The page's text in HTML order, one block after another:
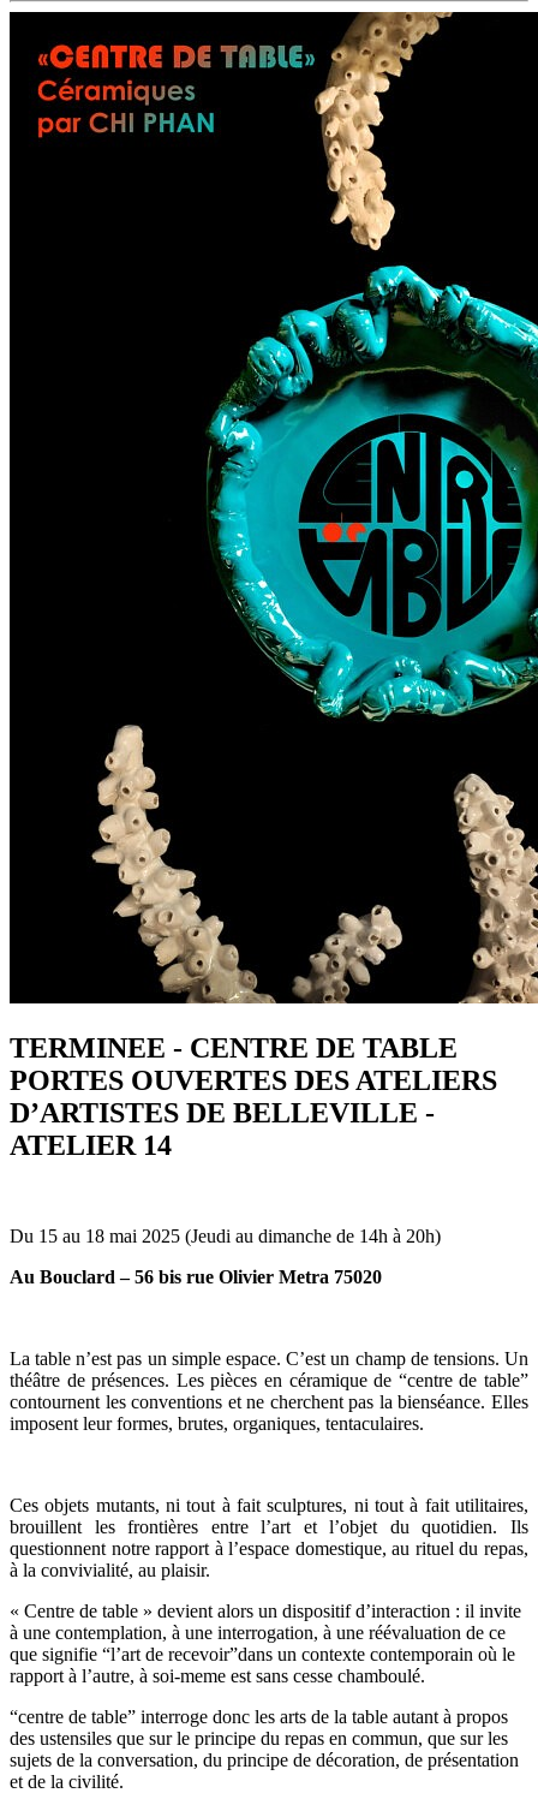
TERMINEE - CENTRE DE TABLE
PORTES OUVERTES DES ATELIERS
D’ARTISTES DE BELLEVILLE -
ATELIER 14
Du 15 au 18 mai 2025 (Jeudi au dimanche de 14h à 20h)
Au Bouclard – 56 bis rue Olivier Metra 75020
La table n’est pas un simple espace. C’est un champ de tensions. Un
théâtre de présences. Les pièces en céramique de “centre de table”
contournent les conventions et ne cherchent pas la bienséance. Elles
imposent leur formes, brutes, organiques, tentaculaires.
Ces objets mutants, ni tout à fait sculptures, ni tout à fait utilitaires,
brouillent les frontières entre l’art et l’objet du quotidien. Ils
questionnent notre rapport à l’espace domestique, au rituel du repas,
à la convivialité, au plaisir.
« Centre de table » devient alors un dispositif d’interaction : il invite
à une contemplation, à une interrogation, à une réévaluation de ce
que signifie “l’art de recevoir”dans un contexte contemporain où le
rapport à l’autre, à soi-meme est sans cesse chamboulé.
“centre de table” interroge donc les arts de la table autant à propos
des ustensiles que sur le principe du repas en commun, que sur les
sujets de la conversation, du principe de décoration, de présentation
et de la civilité.